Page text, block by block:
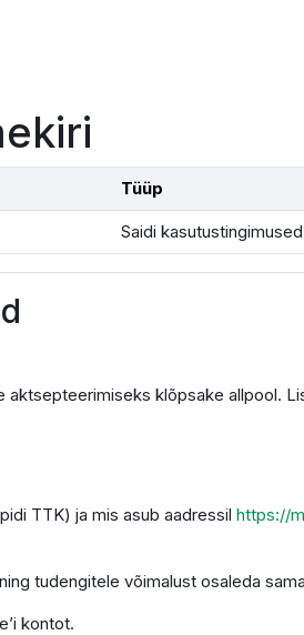
Tüüp
Saidi kasutustingimused
klõpsake allpool.
TTK) ja mis asub aadressil https://
tudengitele võimalust osaleda
kontot.